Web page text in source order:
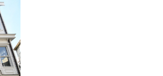
önemle hatırlatırız.
ara yoktur.
Diğer altyazı seçenekleri mevcut ise
hakkına sahiptir, program değişikliğiyle
yapılır.